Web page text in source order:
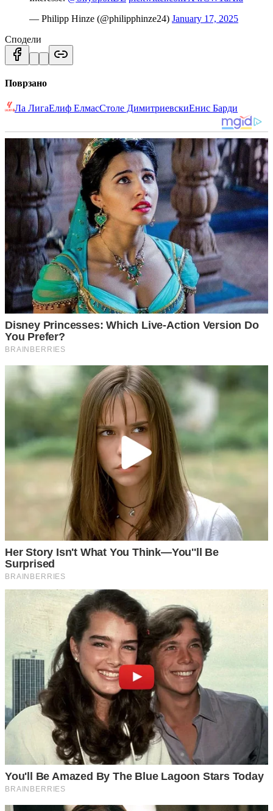
— Philipp Hinze (@philipphinze24) January 17, 2025
Сподели
Поврзано
Ла ЛигаЕлиф ЕлмасСтоле ДимитриевскиЕнис Барди